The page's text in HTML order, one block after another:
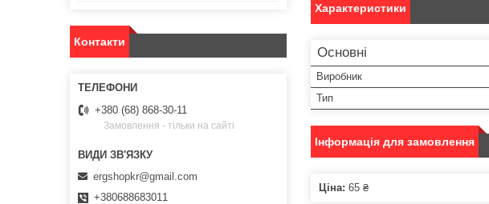
Характеристики
Основні
Виробник
Тип
Інформація для замовлення
Ціна: 65 ₴
Контакти
+380 (68) 868-30-11
Замовлення - тільки на сайті
ergshopkr@gmail.com
+380688683011